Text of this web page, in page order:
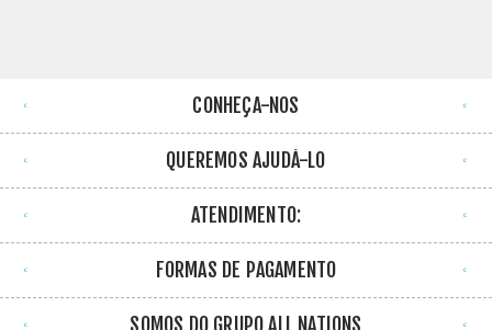
CONHEÇA-NOS
QUEREMOS AJUDÁ-LO
ATENDIMENTO:
FORMAS DE PAGAMENTO
SOMOS DO GRUPO ALL NATIONS